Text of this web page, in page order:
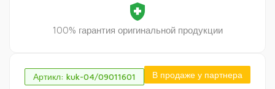
Артикл: kuk-04/09011601 В продаже у партнера
health_and_safety
100% гарантия оригинальной продукции